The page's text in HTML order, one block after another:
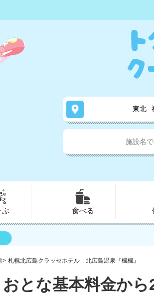
東北
ぶ 食べる
札幌北広島クラッセホテル 北広島温泉『楓楓』
おとな基本料金から